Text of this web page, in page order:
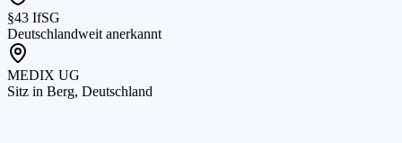
§43 IfSG
Deutschlandweit anerkannt
MEDIX UG
Sitz in Berg, Deutschland